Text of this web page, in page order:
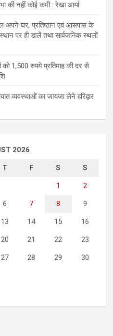
की नहीं कोई कमी : रेखा आर्या
अपने घर, प्रतिष्ठान एवं आसपास के
पर ही डालें तथा सार्वजनिक स्थलों
को 1,500 रुपये प्रतिमाह की दर से
व्यवस्थाओं का जायजा लेने हरिद्वार
2026
T F S S
1 2
6 7 8 9
13 14 15 16
20 21 22 23
27 28 29 30